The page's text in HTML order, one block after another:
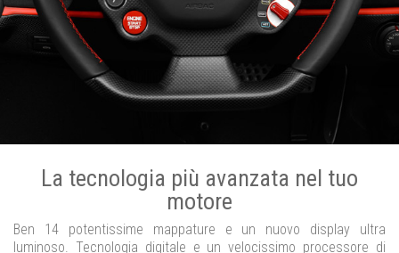
La tecnologia più avanzata nel tuo
motore
Ben 14 potentissime mappature e un nuovo display ultra
luminoso. Tecnologia digitale e un velocissimo processore di